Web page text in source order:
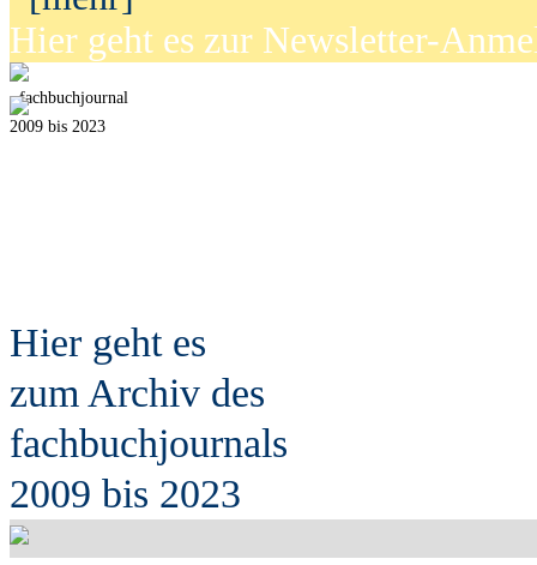
Hier geht es zur Newsletter-
fachbuchjournal
2009 bis 2023
Hier geht es
zum Archiv des
fachbuchjournals
2009 bis 2023